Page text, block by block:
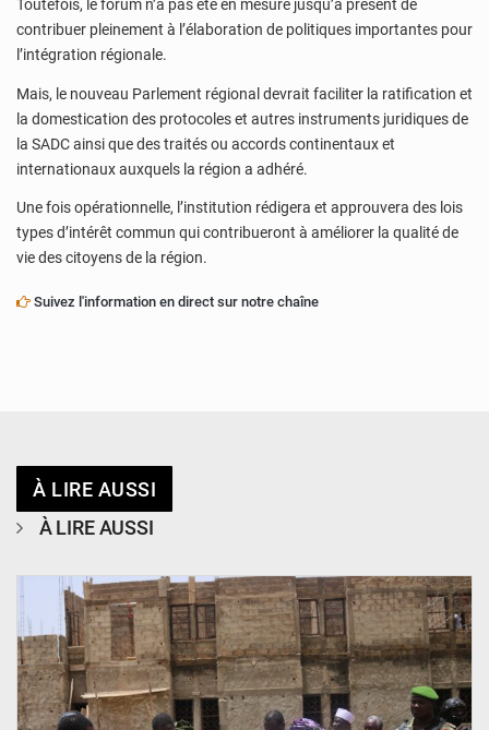
Toutefois, le forum n’a pas été en mesure jusqu’à présent de
contribuer pleinement à l’élaboration de politiques importantes pour
l’intégration régionale.
Mais, le nouveau Parlement régional devrait faciliter la ratification et
la domestication des protocoles et autres instruments juridiques de
la SADC ainsi que des traités ou accords continentaux et
internationaux auxquels la région a adhéré.
Une fois opérationnelle, l’institution rédigera et approuvera des lois
types d’intérêt commun qui contribueront à améliorer la qualité de
vie des citoyens de la région.
Suivez l'information en direct sur notre chaîne
À LIRE AUSSI
À LIRE AUSSI